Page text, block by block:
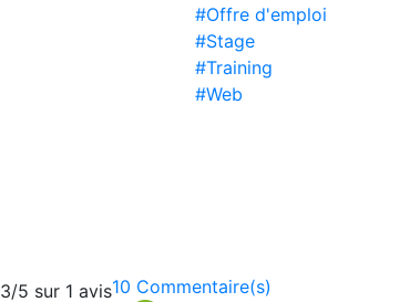
#Offre d'emploi
#Stage
#Training
#Web
10 Commentaire(s)
3/5 sur 1 avis